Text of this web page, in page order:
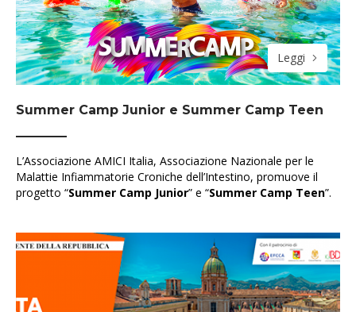
Leggi
Summer Camp Junior e Summer Camp Teen
L’Associazione AMICI Italia, Associazione Nazionale per le
Malattie Infiammatorie Croniche dell’Intestino, promuove il
progetto “Summer Camp Junior” e “Summer Camp Teen”.